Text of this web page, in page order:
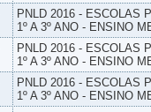
PNLD 2016 - ESCOLAS
1º A 3º ANO - ENSINO
PNLD 2016 - ESCOLAS
1º A 3º ANO - ENSINO
PNLD 2016 - ESCOLAS
1º A 3º ANO - ENSINO